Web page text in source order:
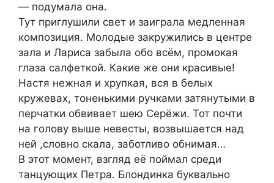
— подумала она.
Тут приглушили свет и заиграла медленная
композиция. Молодые закружились в центре
зала и Лариса забыла обо всём, промокая
глаза салфеткой. Какие же они красивые!
Настя нежная и хрупкая, вся в белых
кружевах, тоненькими ручками затянутыми в
перчатки обвивает шею Серёжи. Тот почти
на голову выше невесты, возвышается над
ней ,словно скала, заботливо обнимая…
В этот момент, взгляд её поймал среди
танцующих Петра. Блондинка буквально